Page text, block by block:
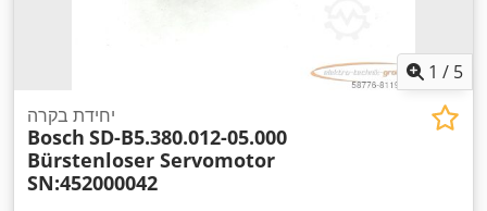
1 / 5
יחידת בקרה
Bosch SD-B5.380.012-05.000
Bürstenloser Servomotor
SN:452000042